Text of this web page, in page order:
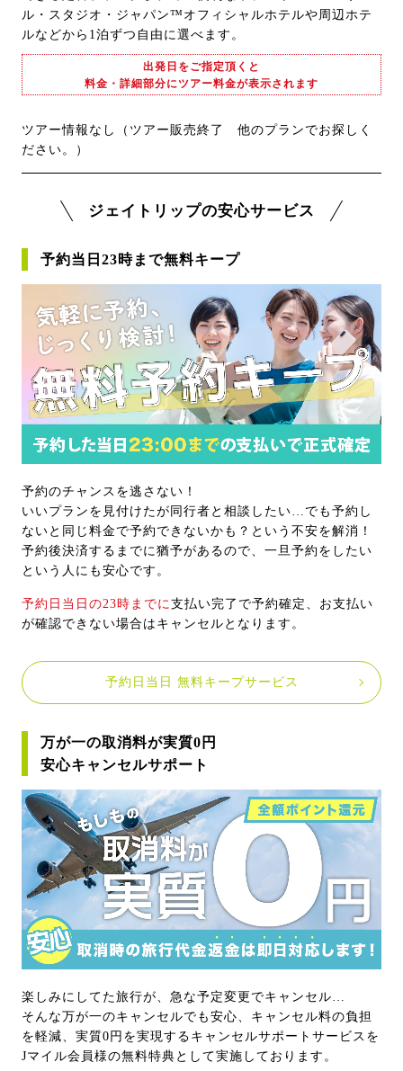
ル・スタジオ・ジャパン™オフィシャルホテルや周辺ホテ
ルなどから1泊ずつ自由に選べます。
出発日をご指定頂くと
料金・詳細部分にツアー料金が表示されます
ツアー情報なし（ツアー販売終了 他のプランでお探しく
ださい。）
ジェイトリップの安心サービス
予約当日23時まで無料キープ
予約のチャンスを逃さない！
いいプランを見付けたが同行者と相談したい…でも予約し
ないと同じ料金で予約できないかも？という不安を解消！
予約後決済するまでに猶予があるので、一旦予約をしたい
という人にも安心です。
予約日当日の23時までに 支払い完了で予約確定、お支払い
が確認できない場合はキャンセルとなります。
予約日当日 無料キープサービス
万が一の取消料が実質0円
安心キャンセルサポート
楽しみにしてた旅行が、急な予定変更でキャンセル…
そんな万が一のキャンセルでも安心、キャンセル料の負担
を軽減、実質0円を実現するキャンセルサポートサービスを
Jマイル会員様の無料特典として実施しております。